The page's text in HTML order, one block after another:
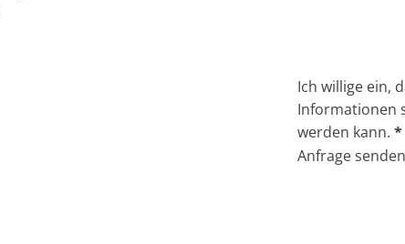
Ich willige ein,
Informationen
werden kann. *
Anfrage senden